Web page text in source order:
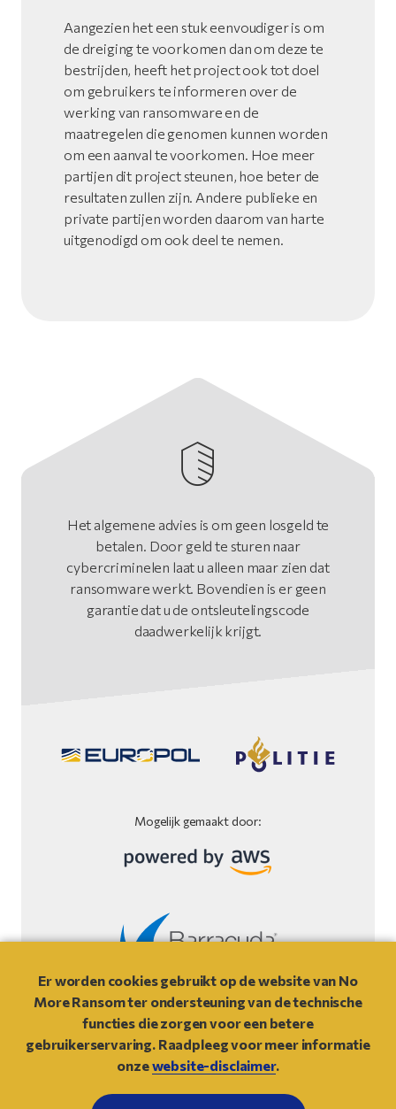
Aangezien het een stuk eenvoudiger is om
de dreiging te voorkomen dan om deze te
bestrijden, heeft het project ook tot doel
om gebruikers te informeren over de
werking van ransomware en de
maatregelen die genomen kunnen worden
om een aanval te voorkomen. Hoe meer
partijen dit project steunen, hoe beter de
resultaten zullen zijn. Andere publieke en
private partijen worden daarom van harte
uitgenodigd om ook deel te nemen.
Het algemene advies is om geen losgeld te
betalen. Door geld te sturen naar
cybercriminelen laat u alleen maar zien dat
ransomware werkt. Bovendien is er geen
garantie dat u de ontsleutelingscode
daadwerkelijk krijgt.
Mogelijk gemaakt door:
Website-disclaimer
© 2021 - NO MORE RANSOM
NAAR BOVEN
Er worden cookies gebruikt op de website van No
More Ransom ter ondersteuning van de technische
functies die zorgen voor een betere
gebruikerservaring. Raadpleeg voor meer informatie
onzewebsite-disclaimer.